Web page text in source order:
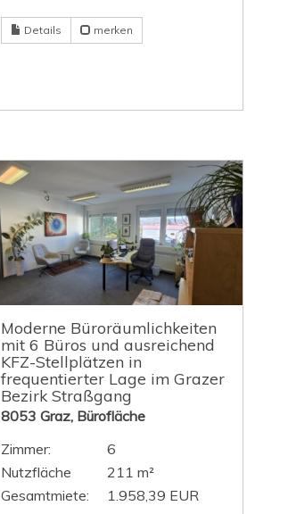
Details merken
Moderne Büroräumlichkeiten
mit 6 Büros und ausreichend
KFZ-Stellplätzen in
frequentierter Lage im Grazer
Bezirk Straßgang
8053 Graz, Bürofläche
Zimmer:
6
Nutzfläche
211 m²
Gesamtmiete:
1.958,39 EUR